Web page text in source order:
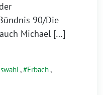
90/Die
Michael […]
, Erbach,